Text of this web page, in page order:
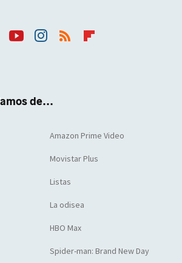
de...
Amazon Prime Video
Movistar Plus
Listas
La odisea
HBO Max
Spider-man: Brand New Day